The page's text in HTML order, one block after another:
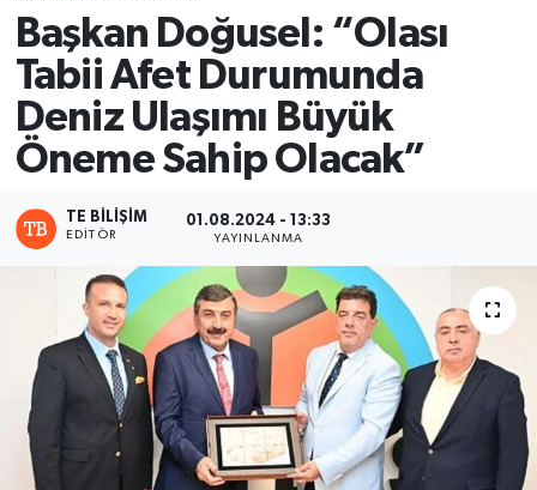
Başkan Doğusel: “Olası
Tabii Afet Durumunda
Deniz Ulaşımı Büyük
Öneme Sahip Olacak”
TE BILIŞIM
EDITÖR
01.08.2024 - 13:33
YAYINLANMA